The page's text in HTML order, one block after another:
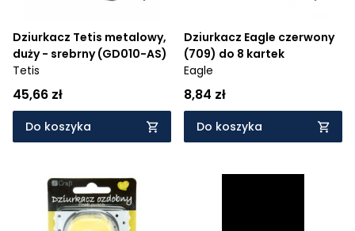
Dziurkacz Tetis metalowy,
duży - srebrny (GD010-AS)
Tetis
45,66 zł
Do koszyka
Dziurkacz Eagle czerwony
(709) do 8 kartek
Eagle
8,84 zł
Do koszyka